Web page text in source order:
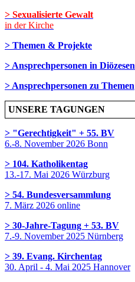
> Sexualisierte Gewalt
in der Kirche
> Themen & Projekte
> Ansprechpersonen in Diözesen
> Ansprechpersonen zu Themen
UNSERE TAGUNGEN
> "Gerechtigkeit" + 55. BV
6.-8. November 2026 Bonn
> 104. Katholikentag
13.-17. Mai 2026 Würzburg
> 54. Bundesversammlung
7. März 2026 online
> 30-Jahre-Tagung + 53. BV
7.-9. November 2025 Nürnberg
> 39. Evang. Kirchentag
30. April - 4. Mai 2025 Hannover